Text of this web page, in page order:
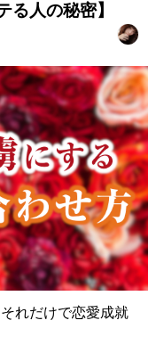
る人の秘密】
れだけで恋愛成就